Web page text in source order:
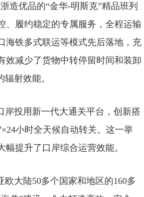
优品的“金华-明斯克”精品班列
、履约稳定的专属服务，全程运输
海铁多式联运等模式先后落地，充
效减少了货物中转停留时间和装卸
射效能。
投用新一代大通关平台，创新搭
小时全天候自动转关。这一举
提升了口岸综合运营效能。
大陆50多个国家和地区的160多